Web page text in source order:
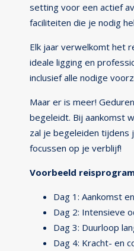
setting voor een actief
faciliteiten die je nodig
Elk jaar verwelkomt het
ideale ligging en
inclusief alle nodige
Maar er is meer!
begeleidt. Bij aankomst
zal je begeleiden tijdens
focussen op je verblijf!
Voorbeeld
Dag 1: Aankomst
Dag 2: Intensieve
Dag 3: Duurloop
Dag 4: Kracht- en